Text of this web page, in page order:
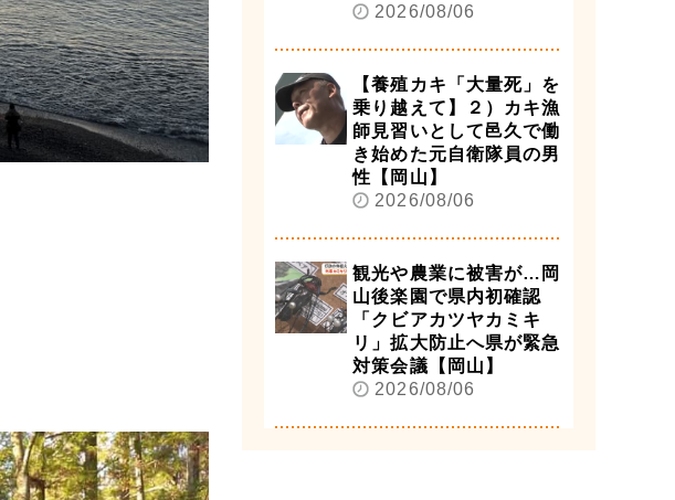
2026/08/06
【養殖カキ「大量死」を
乗り越えて】２）カキ漁
師見習いとして邑久で働
き始めた元自衛隊員の男
性【岡山】
2026/08/06
観光や農業に被害が…岡
山後楽園で県内初確認
「クビアカツヤカミキ
リ」拡大防止へ県が緊急
対策会議【岡山】
2026/08/06